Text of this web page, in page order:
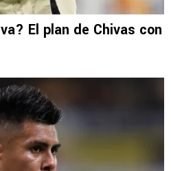
El plan de Chivas con